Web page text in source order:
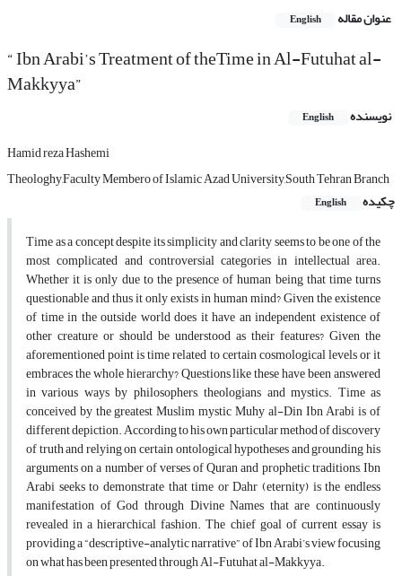
عنوان مقاله English
“ Ibn Arabi’s Treatment of theTime in Al-Futuhat al-
Makkyya”
نویسنده English
Hamid reza Hashemi
Theologhy,Faculty Membero of Islamic Azad University,South Tehran Branch
چکیده
English
Time as a concept despite its simplicity and clarity seems to be one of the
most complicated and controversial categories in intellectual area.
Whether it is only due to the presence of human being that time turns
questionable and thus it only exists in human mind? Given the existence
of time in the outside world does it have an independent existence of
other creature or should be understood as their features? Given the
aforementioned point is time related to certain cosmological levels or it
embraces the whole hierarchy? Questions like these have been answered
in various ways by philosophers, theologians and mystics. Time as
conceived by the greatest Muslim mystic Muhy al-Din Ibn Arabi is of
different depiction. According to his own particular method of discovery
of truth and relying on certain ontological hypotheses and grounding his
arguments on a number of verses of Quran and prophetic traditions, Ibn
Arabi seeks to demonstrate that time or Dahr (eternity) is the endless
manifestation of God through Divine Names that are continuously
revealed in a hierarchical fashion. The chief goal of current essay is
providing a “descriptive-analytic narrative” of Ibn Arabi’s view focusing
on what has been presented through Al-Futuhat al-Makkyya.